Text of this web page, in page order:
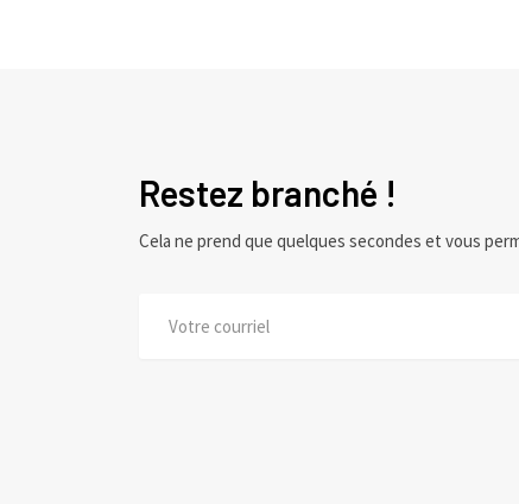
Restez branché !
Cela ne prend que quelques secondes et vous